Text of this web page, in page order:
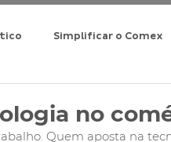
Simplificar o Comex
no
Quem aposta na